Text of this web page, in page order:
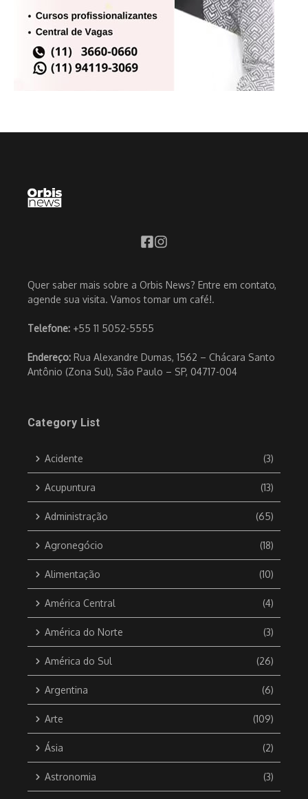
Quer saber mais sobre a Orbis News? Entre em contato,
agende sua visita. Vamos tomar um café!.
Telefone: +55 11 5052-5555
Endereço: Rua Alexandre Dumas, 1562 – Chácara Santo
Antônio (Zona Sul), São Paulo – SP, 04717-004
Category List
Acidente (3)
Acupuntura (13)
Administração (65)
Agronegócio (18)
Alimentação (10)
América Central (4)
América do Norte (3)
América do Sul (26)
Argentina (6)
Arte (109)
Ásia (2)
Astronomia (3)